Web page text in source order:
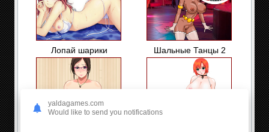
Лопай шарики Шальные Танцы 2
yaldagames.com
Would like to send you notifications